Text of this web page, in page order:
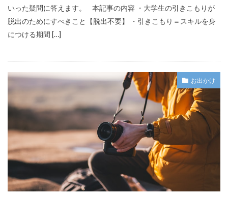
いった疑問に答えます。 本記事の内容 ・大学生の引きこもりが
脱出のためにすべきこと【脱出不要】 ・引きこもり＝スキルを身
につける期間 […]
お出かけ